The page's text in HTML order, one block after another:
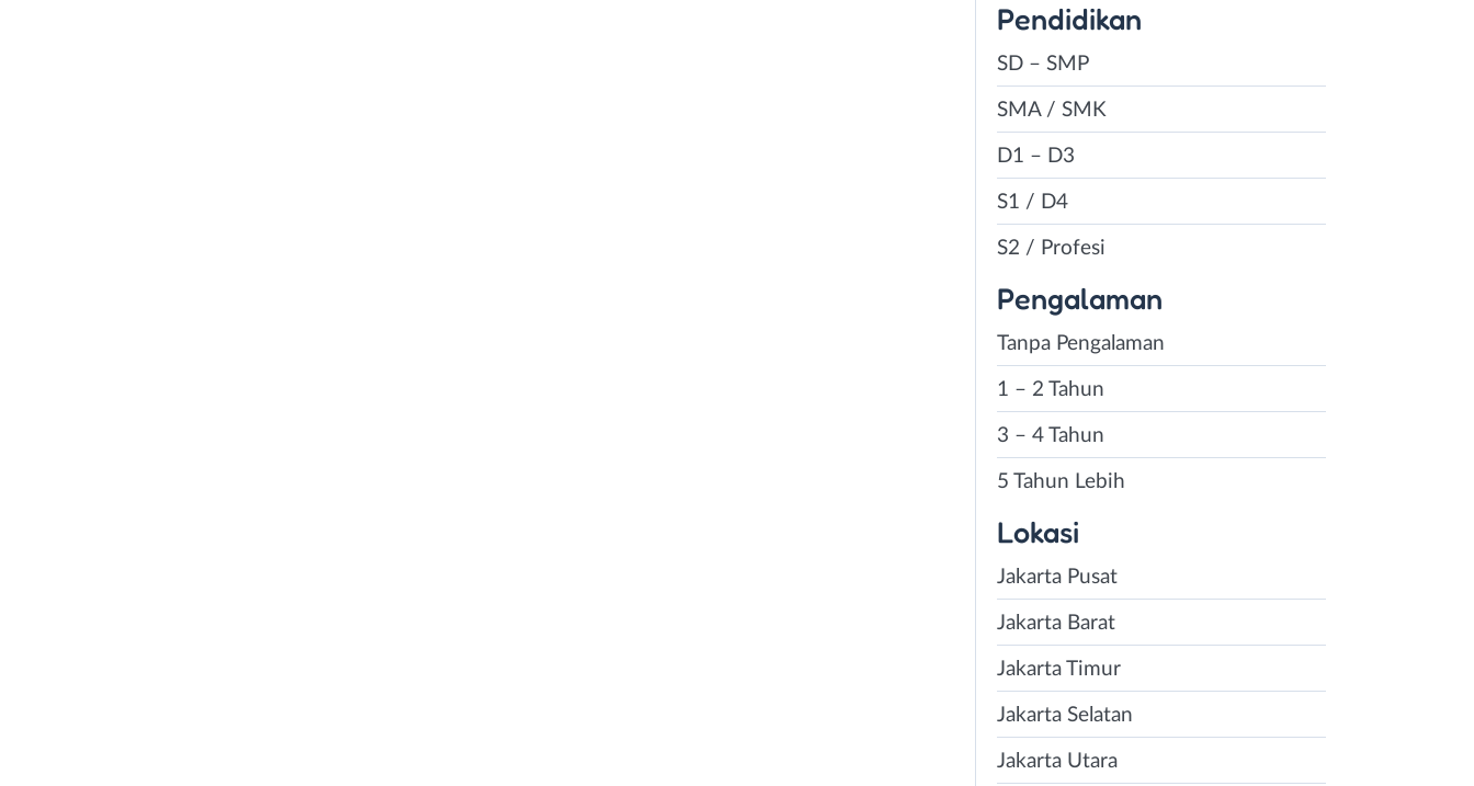
Pendidikan
SD – SMP
SMA / SMK
D1 – D3
S1 / D4
S2 / Profesi
Pengalaman
Tanpa Pengalaman
1 – 2 Tahun
3 – 4 Tahun
5 Tahun Lebih
Lokasi
Jakarta Pusat
Jakarta Barat
Jakarta Timur
Jakarta Selatan
Jakarta Utara